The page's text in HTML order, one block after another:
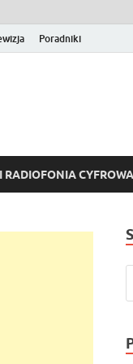
Poradniki
VOD
CYFROWA